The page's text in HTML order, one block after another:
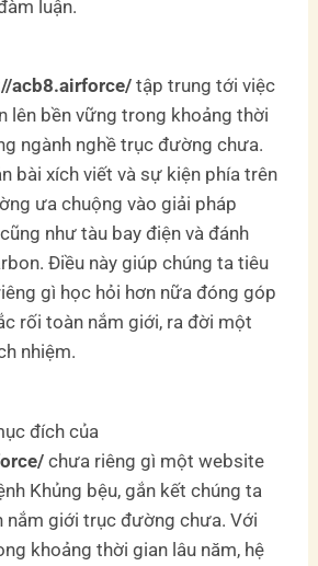
luận.
acb8.airforce/ tập trung tới việc
lên bền vững trong khoảng thời
ngành nghề trục đường chưa.
bài xích viết và sự kiện phía trên
ưa chuộng vào giải pháp
như tàu bay điện và đánh
Điều này giúp chúng ta tiêu
gì học hỏi hơn nữa đóng góp
rối toàn nắm giới, ra đời một
nhiệm.
đích của
chưa riêng gì một website
Khủng bệu, gắn kết chúng ta
nắm giới trục đường chưa. Với
khoảng thời gian lâu năm, hệ